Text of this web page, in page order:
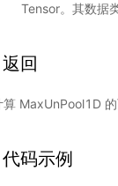
Tensor。其数据
返回
算 MaxUnPool1D
代码示例